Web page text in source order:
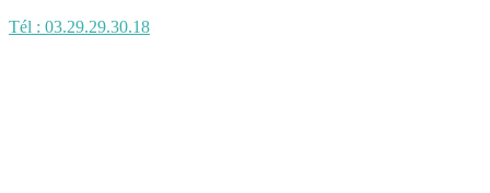
Tél : 03.29.29.30.18